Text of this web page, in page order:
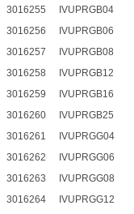
3016255
IVUPRGB04
3016256
IVUPRGB06
3016257
IVUPRGB08
3016258
IVUPRGB12
3016259
IVUPRGB16
3016260
IVUPRGB25
3016261
IVUPRGG04
3016262
IVUPRGG06
3016263
IVUPRGG08
3016264
IVUPRGG12